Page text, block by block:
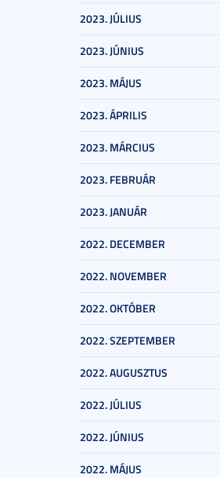
2023. JÚLIUS
2023. JÚNIUS
2023. MÁJUS
2023. ÁPRILIS
2023. MÁRCIUS
2023. FEBRUÁR
2023. JANUÁR
2022. DECEMBER
2022. NOVEMBER
2022. OKTÓBER
2022. SZEPTEMBER
2022. AUGUSZTUS
2022. JÚLIUS
2022. JÚNIUS
2022. MÁJUS